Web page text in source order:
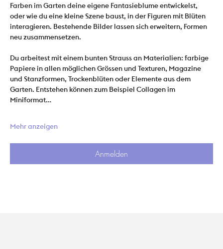
Farben im Garten deine eigene Fantasieblume entwickelst,
oder wie du eine kleine Szene baust, in der Figuren mit Blüten
interagieren. Bestehende Bilder lassen sich erweitern, Formen
neu zusammensetzen.
Du arbeitest mit einem bunten Strauss an Materialien: farbige
Papiere in allen möglichen Grössen und Texturen, Magazine
und Stanzformen, Trockenblüten oder Elemente aus dem
Garten. Entstehen können zum Beispiel Collagen im
Miniformat…
Mehr anzeigen
Anmelden